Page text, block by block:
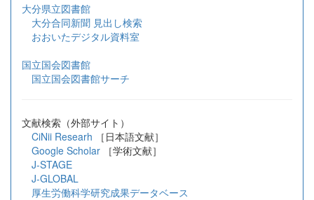
大分県立図書館
大分合同新聞 見出し検索
おおいたデジタル資料室
国立国会図書館
国立国会図書館サーチ
文献検索（外部サイト）
CiNii Researh ［日本語文献］
Google Scholar
［学術文献］
J-STAGE
J-GLOBAL
厚生労働科学研究成果データベース